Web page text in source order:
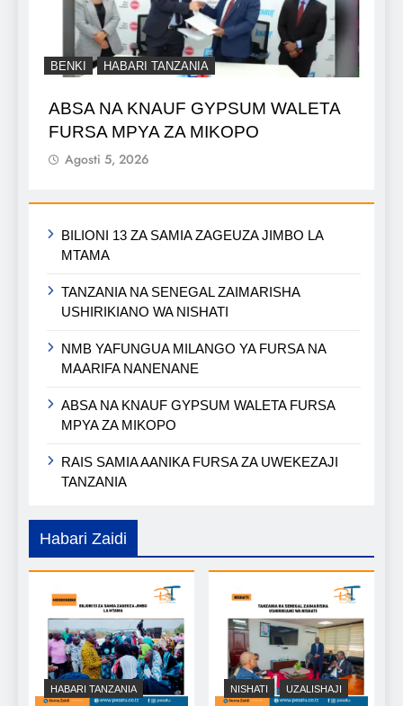
BENKI HABARI TANZANIA
ABSA NA KNAUF GYPSUM WALETA
FURSA MPYA ZA MIKOPO
Agosti 5, 2026
BILIONI 13 ZA SAMIA ZAGEUZA JIMBO LA
MTAMA
TANZANIA NA SENEGAL ZAIMARISHA
USHIRIKIANO WA NISHATI
NMB YAFUNGUA MILANGO YA FURSA NA
MAARIFA NANENANE
ABSA NA KNAUF GYPSUM WALETA FURSA
MPYA ZA MIKOPO
RAIS SAMIA AANIKA FURSA ZA UWEKEZAJI
TANZANIA
Habari Zaidi
HABARI TANZANIA NISHATI UZALISHAJI